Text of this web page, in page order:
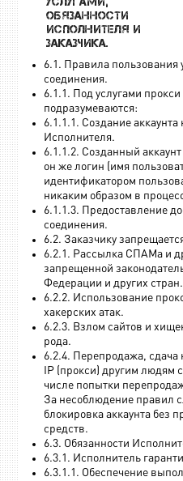
обязанности
Исполнителя и
Заказчика.
6.1. Правила пользования
соединения.
6.1.1. Под услугами
подразумеваются:
6.1.1.1. Создание аккаунта
Исполнителя.
6.1.1.2. Созданный
он же логин (имя
идентификатором
никаким образом в
6.1.1.3. Предоставление
соединения.
6.2. Заказчику
6.2.1. Рассылка СПАМа и
запрещенной
Федерации и других стран.
6.2.2. Использование
хакерских атак.
6.2.3. Взлом сайтов и
рода.
6.2.4. Перепродажа, сдача
IP (прокси) другим людям
числе попытки
За несоблюдение правил
блокировка аккаунта без
средств.
6.3. Обязанности
6.3.1. Исполнитель
6.3.1.1. Обеспечение